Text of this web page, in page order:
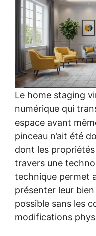
Le home staging
numérique qui
espace avant
pinceau n’ait été
dont les
travers une
technique permet
présenter leur
possible sans les
modifications